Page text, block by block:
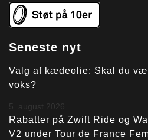
Seneste nyt
Valg af kædeolie: Skal du
voks?
5. august 2026
Rabatter på Zwift Ride og
V2 under Tour de France